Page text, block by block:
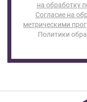
на обработку
Согласие на
метрическими
Политики